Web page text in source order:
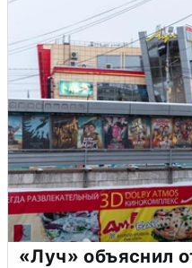
«Луч» объяснил